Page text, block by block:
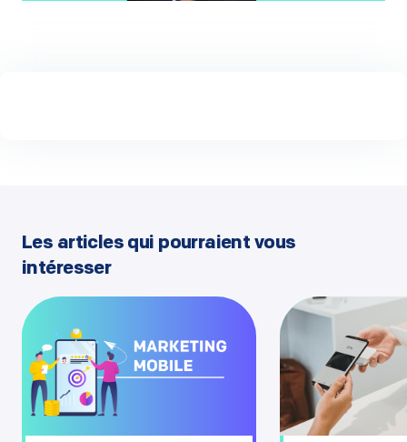
Les articles qui pourraient vous
intéresser